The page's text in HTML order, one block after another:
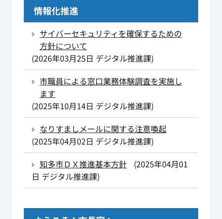
情報化推進
サイバーセキュリティを確保するための
方針について
(2026年03月25日 デジタル推進課)
市職員による窓口業務体験調査を実施し
ます
(2025年10月14日 デジタル推進課)
なりすましメールに関する注意喚起
(2025年04月02日 デジタル推進課)
知多市ＤＸ推進基本方針
(2025年04月01
日 デジタル推進課)